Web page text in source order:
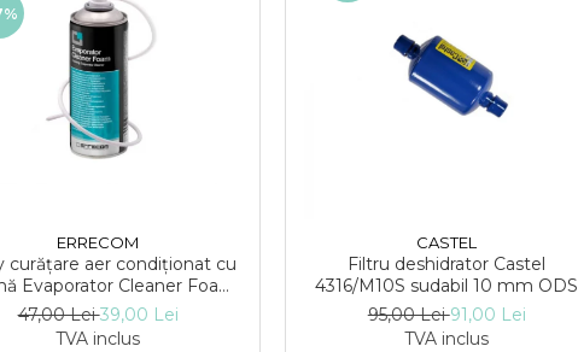
ERRECOM
curățare aer condiționat cu
Evaporator Cleaner Foam
400 ml Errecom
47,00 Lei39,00 Lei
TVA inclus
CASTEL
Filtru deshidrator Castel
4316/M10S sudabil 10 mm ODS
95,00 Lei91,00 Lei
TVA inclus